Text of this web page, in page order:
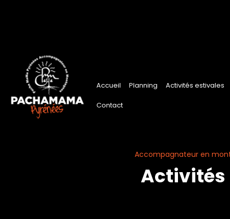
Accueil Planning Activités estivales
Contact
Accompagnateur en
Activités